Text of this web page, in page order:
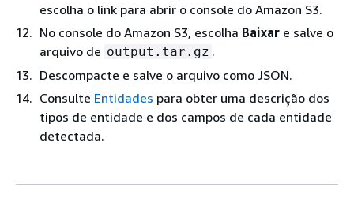
escolha o link para abrir o console do Amazon S3.
No console do Amazon S3, escolha Baixar e salve o
arquivo de output.tar.gz .
Descompacte e salve o arquivo como JSON.
Consulte Entidades para obter uma descrição dos
tipos de entidade e dos campos de cada entidade
detectada.